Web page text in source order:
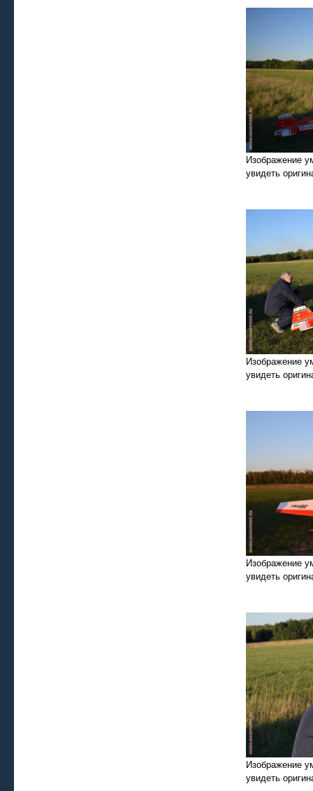
Изображение
увидеть
Изображение
увидеть
Изображение
увидеть
Изображение
увидеть